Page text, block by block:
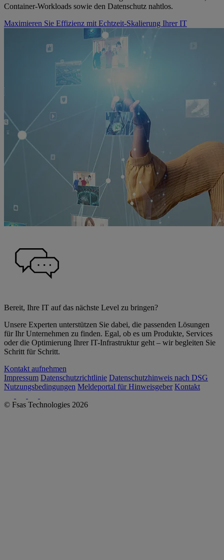
Container-Workloads sowie den Datenschutz nahtlos.
Maximieren Sie Effizienz mit Echtzeit-Skalierung Ihrer IT
Bereit, Ihre IT auf das nächste Level zu bringen?
Unsere Experten unterstützen Sie dabei, die passenden Lösungen
für Ihr Unternehmen zu finden. Egal, ob es um Produkte, Services
oder die Optimierung Ihrer IT-Infrastruktur geht – wir begleiten Sie
Schritt für Schritt.
Kontakt aufnehmen
Impressum Datenschutzrichtlinie Datenschutzhinweis nach DSG
Nutzungsbedingungen Meldeportal für Hinweisgeber Kontakt
© Fsas Technologies 2026